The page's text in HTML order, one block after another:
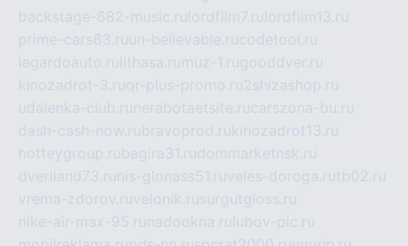
backstage-682-music.ru lordfilm7.ru lordfilm13.ru
prime-cars63.ruun-believable.rucodetool.ru
legardoauto.ru lithasa.ru muz-1.rugooddver.ru
kinozadrot-3.ruqr-plus-promo.ru2shizashop.ru
udalenka-club.ru nerabotaetsite.rucarszona-bu.ru
dash-cash-now.rubravoprod.rukinozadrot13.ru
hotteygroup.rubagira31.rudommarketnsk.ru
dveriland73.ru nis-glonass51.ruveles-doroga.rutb02.ru
vrema-zdorov.ruvelonik.rusurgutgloss.ru
nike-air-max-95.ru nadookna.ru lubov-pic.ru